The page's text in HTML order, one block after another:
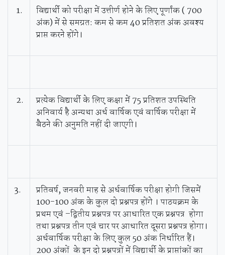
1.
विद्यार्थी को परीक्षा में उत्तीर्ण होने के लिए पूर्णांक ( 700
अंक) में से समग्रत: कम से कम 40 प्रतिशत अंक अवश्य
प्राप्त करने होंगे।
2.
प्रत्येक विद्यार्थी के लिए कक्षा में 75 प्रतिशत उपस्थिति
अनिवार्य है अन्यथा अर्ध वार्षिक एवं वार्षिक परीक्षा में
बैठने की अनुमति नहीं दी जाएगी।
3.
प्रतिवर्ष, जनवरी माह से अर्धवार्षिक परीक्षा होगी जिसमें
100-100 अंक के कुल दो प्रश्नपत्र होंगे । पाठयक्रम के
प्रथम एवं –द्वितीय प्रश्नपत्र पर आधारित एक प्रश्नपत्र होगा
तथा प्रश्नपत्र तीन एवं चार पर आधारित दूसरा प्रश्नपत्र होगा।
अर्धवार्षिक परीक्षा के लिए कुल 50 अंक निर्धारित हैं।
200 अंकों के इन दो प्रश्नपत्रों में विद्यार्थी के प्राप्तांकों का